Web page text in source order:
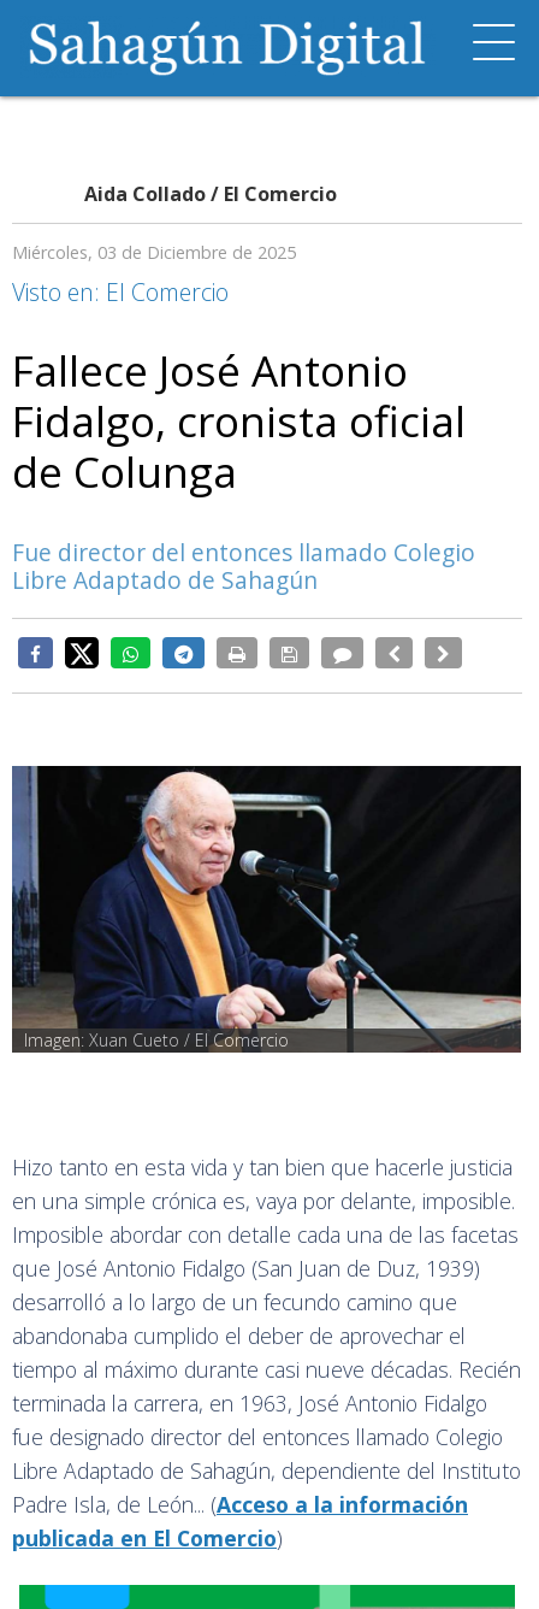
Aida Collado / El Comercio
Miércoles, 03 de Diciembre de 2025
Visto en: El Comercio
Fallece José Antonio
Fidalgo, cronista oficial
de Colunga
Fue director del entonces llamado Colegio
Libre Adaptado de Sahagún
Imagen: Xuan Cueto / El Comercio
Hizo tanto en esta vida y tan bien que hacerle justicia
en una simple crónica es, vaya por delante, imposible.
Imposible abordar con detalle cada una de las facetas
que José Antonio Fidalgo (San Juan de Duz, 1939)
desarrolló a lo largo de un fecundo camino que
abandonaba cumplido el deber de aprovechar el
tiempo al máximo durante casi nueve décadas. Recién
terminada la carrera, en 1963, José Antonio Fidalgo
fue designado director del entonces llamado Colegio
Libre Adaptado de Sahagún, dependiente del Instituto
Padre Isla, de León... (Acceso a la información
publicada en El Comercio)